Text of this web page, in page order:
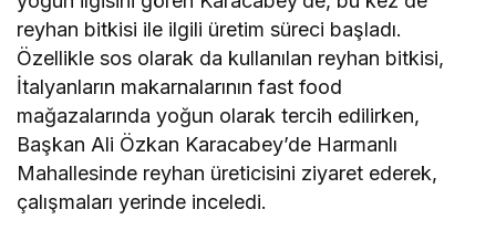
reyhan bitkisi ile ilgili üretim süreci başladı.
Özellikle sos olarak da kullanılan reyhan bitkisi,
İtalyanların makarnalarının fast food
mağazalarında yoğun olarak tercih edilirken,
Başkan Ali Özkan Karacabey’de Harmanlı
Mahallesinde reyhan üreticisini ziyaret ederek,
çalışmaları yerinde inceledi.